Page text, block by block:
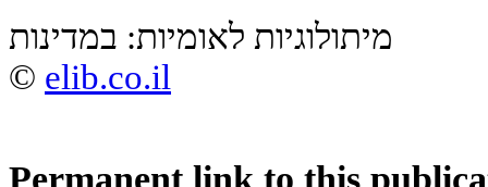
מיתולוגיות לאומיות: במדינות
© elib.co.il
Permanent link to this